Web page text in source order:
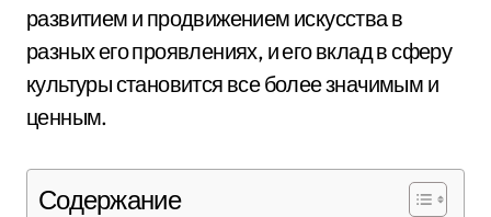
развитием и продвижением искусства в
разных его проявлениях, и его вклад в сферу
культуры становится все более значимым и
ценным.
Содержание